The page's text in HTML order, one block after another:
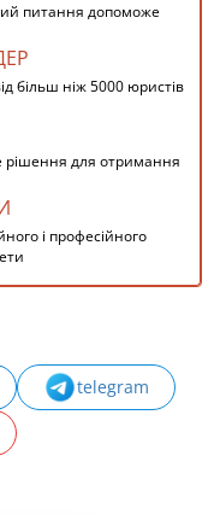
питання допоможе
більш ніж 5000 юристів
рішення для отримання
і професійного
telegram